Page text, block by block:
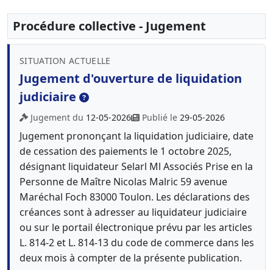
Procédure collective - Jugement
SITUATION ACTUELLE
Jugement d'ouverture de liquidation
judiciaire
Jugement du 12-05-2026 Publié le 29-05-2026
Jugement prononçant la liquidation judiciaire, date
de cessation des paiements le 1 octobre 2025,
désignant liquidateur Selarl Ml Associés Prise en la
Personne de Maître Nicolas Malric 59 avenue
Maréchal Foch 83000 Toulon. Les déclarations des
créances sont à adresser au liquidateur judiciaire
ou sur le portail électronique prévu par les articles
L. 814-2 et L. 814-13 du code de commerce dans les
deux mois à compter de la présente publication.